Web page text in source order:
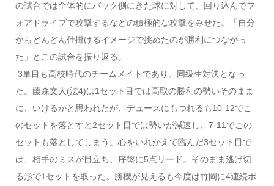
の試合では全体的にバック側にきた球に対して、回り込んでフ
ォアドライブで攻撃するなどの積極的な攻撃をみせた。「自分
からどんどん仕掛けるイメージで挑めたのが勝利につながっ
た」とこの試合を振り返る。
3単目も高校時代のチームメイトであり、同級生対決となっ
た。藤森文人(法4)は1セット目では高取の勝利の勢いそのまま
に、いけるかと思われたが、デュースにもつれるも10-12でこ
のセットを落とすと2セット目では勢いが減速し、7-11でこの
セットも落としてしまう。心をいれかえて臨んだ3セット目で
は、相手のミスが目立ち、序盤に5点リード。そのまま逃げ切
る形で1セットを取った。勝機が見えるも今度は竹岡に4連続ポ